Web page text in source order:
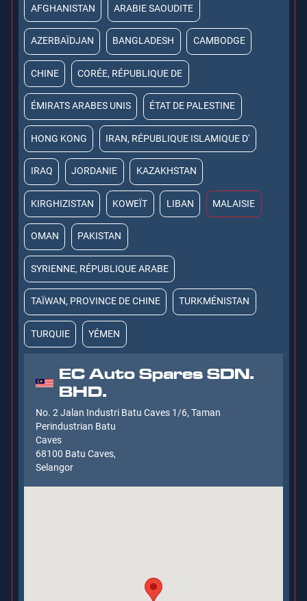
AFGHANISTAN ARABIE SAOUDITE
AZERBAÏDJAN BANGLADESH CAMBODGE
CHINE CORÉE, RÉPUBLIQUE DE
ÉMIRATS ARABES UNIS ÉTAT DE PALESTINE
HONG KONG IRAN, RÉPUBLIQUE ISLAMIQUE D'
IRAQ JORDANIE KAZAKHSTAN
KIRGHIZISTAN KOWEÏT LIBAN MALAISIE
OMAN PAKISTAN
SYRIENNE, RÉPUBLIQUE ARABE
TAÏWAN, PROVINCE DE CHINE TURKMÉNISTAN
TURQUIE YÉMEN
EC Auto Spares SDN.
BHD.
No. 2 Jalan Industri Batu Caves 1/6, Taman
Perindustrian Batu
Caves
68100 Batu Caves,
Selangor